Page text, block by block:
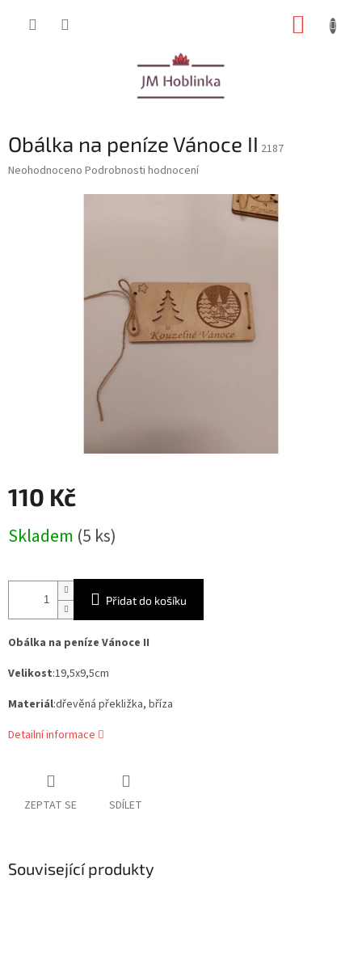
Obálka na peníze Vánoce II 2187
Průměrné
Neohodnoceno Podrobnosti hodnocení
110 Kč
cena:
Skladem (5 ks)
Přidat do košíku
Obálka na peníze Vánoce II
Velikost:19,5x9,5cm
Materiál:dřevěná překližka, bříza
Detailní informace
ZEPTAT SE SDÍLET
Související produkty